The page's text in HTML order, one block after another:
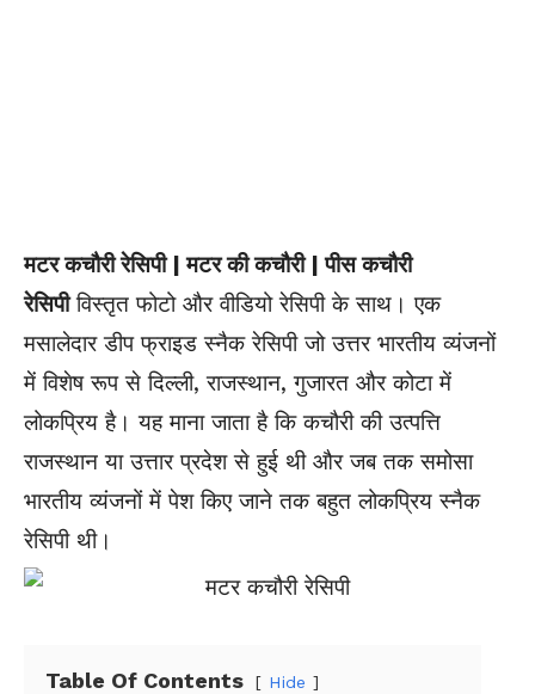
मटर कचौरी रेसिपी | मटर की कचौरी | पीस कचौरी
रेसिपीविस्‍तृत फोटो और वीडियो रेसिपी के साथ। एक
मसालेदार डीप फ्राइड स्नैक रेसिपी जो उत्तर भारतीय व्यंजनों
में विशेष रूप से दिल्ली, राजस्थान, गुजारत और कोटा में
लोकप्रिय है। यह माना जाता है कि कचौरी की उत्पत्ति
राजस्थान या उत्तार प्रदेश से हुई थी और जब तक समोसा
भारतीय व्यंजनों में पेश किए जाने तक बहुत लोकप्रिय स्नैक
रेसिपी थी।
Table Of Contents Hide